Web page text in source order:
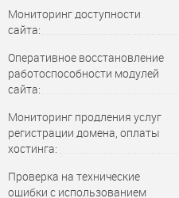
Мониторинг доступности
сайта:
Оперативное восстановление
работоспособности модулей
сайта:
Мониторинг продления услуг
регистрации домена, оплаты
хостинга:
Проверка на технические
ошибки с использованием